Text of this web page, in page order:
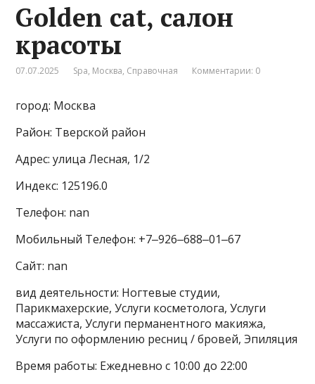
Golden cat, салон
красоты
07.07.2025 Spa, Москва, Справочная Комментарии: 0
город: Москва
Район: Тверской район
Адрес: улица Лесная, 1/2
Индекс: 125196.0
Телефон: nan
Мобильный Телефон: +7‒926‒688‒01‒67
Сайт: nan
вид деятельности: Ногтевые студии,
Парикмахерские, Услуги косметолога, Услуги
массажиста, Услуги перманентного макияжа,
Услуги по оформлению ресниц / бровей, Эпиляция
Время работы: Ежедневно с 10:00 до 22:00